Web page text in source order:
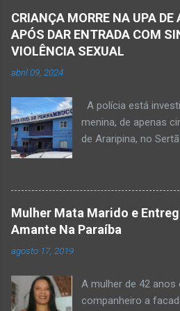
CRIANÇA MORRE NA UPA DE
APÓS DAR ENTRADA COM
VIOLÊNCIA SEXUAL
abril 09, 2024
A polícia está
menina, de apenas
de Araripina, no
morte a
feira (8), foi
possível ocorrência
na UPA da cidade,
vítima estava com
e desnutrição, além
Mulher Mata Marido e
Amante Na Paraíba
agosto 17, 2019
A mulher de 42
companheiro a